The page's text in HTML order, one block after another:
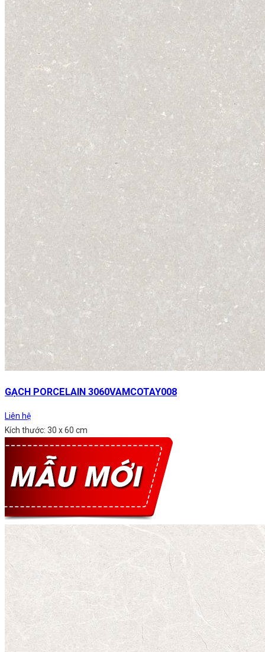
GẠCH PORCELAIN 3060VAMCOTAY008
Liên hệ
Kích thước: 30 x 60 cm